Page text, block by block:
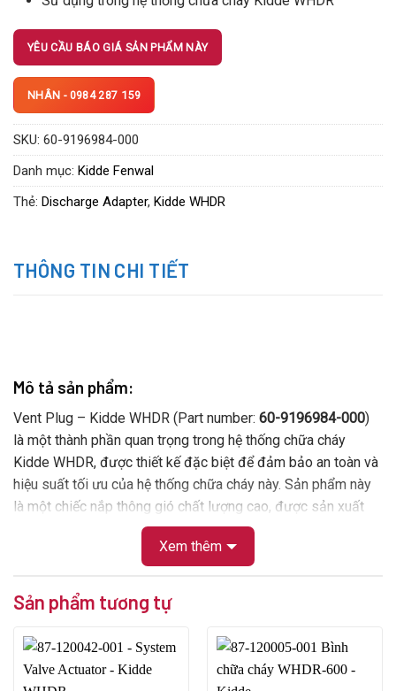
YÊU CẦU BÁO GIÁ SẢN PHẨM NÀY
NHÂN - 0984 287 159
SKU: 60-9196984-000
Danh mục: Kidde Fenwal
Thẻ: Discharge Adapter, Kidde WHDR
THÔNG TIN CHI TIẾT
Mô tả sản phẩm:
Vent Plug – Kidde WHDR (Part number: 60-9196984-000)
là một thành phần quan trọng trong hệ thống chữa cháy
Kidde WHDR, được thiết kế đặc biệt để đảm bảo an toàn và
hiệu suất tối ưu của hệ thống chữa cháy này. Sản phẩm này
là một chiếc nắp thông gió chất lượng cao, được sản xuất
bởi Kidde – một thương hiệu uy tín và được tin dùng trong
lĩnh vực an ninh chữa cháy.Xem thêm
Sản phẩm tương tự